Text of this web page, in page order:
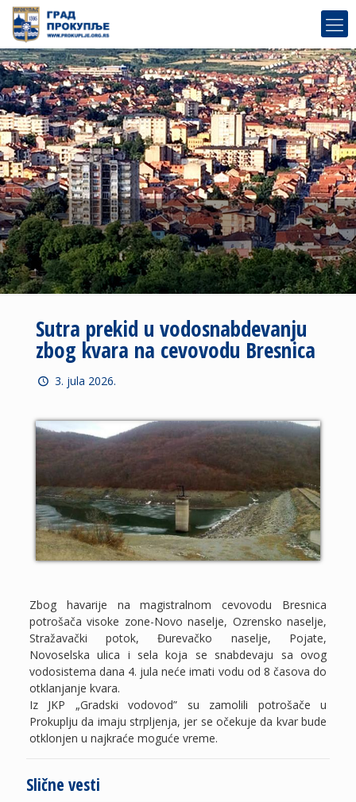
Sutra prekid u vodosnabdevanju
zbog kvara na cevovodu Bresnica
3. jula 2026.
Zbog havarije na magistralnom cevovodu Bresnica
potrošača visoke zone-Novo naselje, Ozrensko naselje,
Stražavački potok, Đurevačko naselje, Pojate,
Novoselska ulica i sela koja se snabdevaju sa ovog
vodosistema dana 4. jula neće imati vodu od 8 časova do
otklanjanje kvara.
Iz JKP „Gradski vodovod” su zamolili potrošače u
Prokuplju da imaju strpljenja, jer se očekuje da kvar bude
otklonjen u najkraće moguće vreme.
Slične vesti